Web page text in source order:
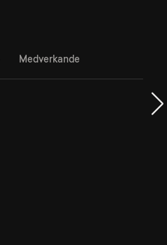
Medverkande